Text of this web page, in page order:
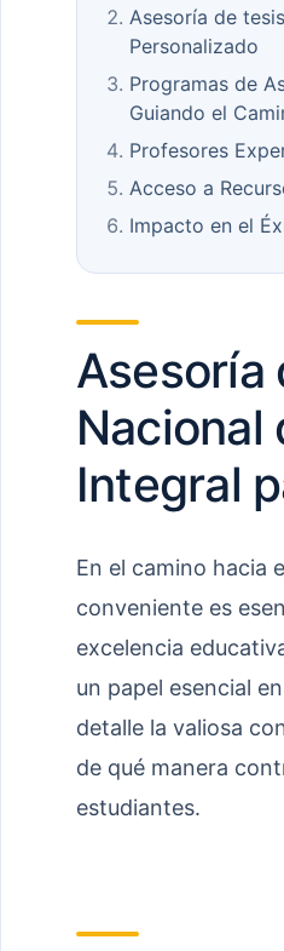
Asesoría de
Personalizado
Programas de
Guiando el
Profesores
Acceso a
Impacto en el
Asesoría
Nacional
Integral
En el camino hacia
conveniente es
excelencia
un papel esencial
detalle la valiosa
de qué manera
estudiantes.